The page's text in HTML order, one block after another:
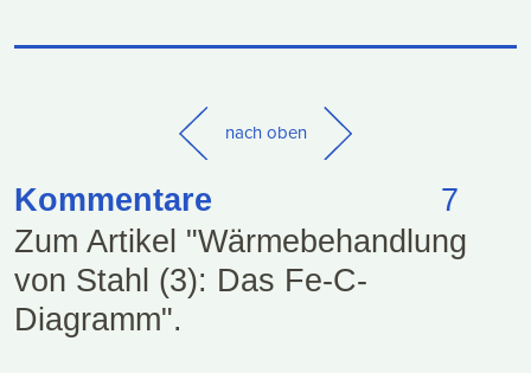
nach oben
Kommentare
7
Zum Artikel "Wärmebehandlung
von Stahl (3): Das Fe-C-
Diagramm".